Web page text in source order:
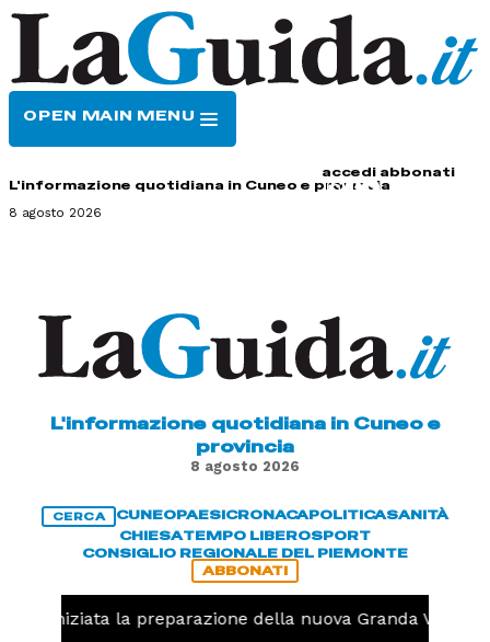
OPEN MAIN MENU
accedi abbonati
L'informazione quotidiana in Cuneo e provincia
8 agosto 2026
L'informazione quotidiana in Cuneo e
provincia
8 agosto 2026
CERCA CUNEOPAESICRONACAPOLITICASANITÀ
CHIESATEMPO LIBEROSPORT
CONSIGLIO REGIONALE DEL PIEMONTE
ABBONATI
iniziata la preparazione della nuova Granda Volley